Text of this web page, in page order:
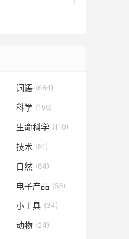
词语 (684)
科学 (159)
生命科学 (110)
技术 (81)
自然 (64)
电子产品 (53)
小工具 (34)
动物 (24)